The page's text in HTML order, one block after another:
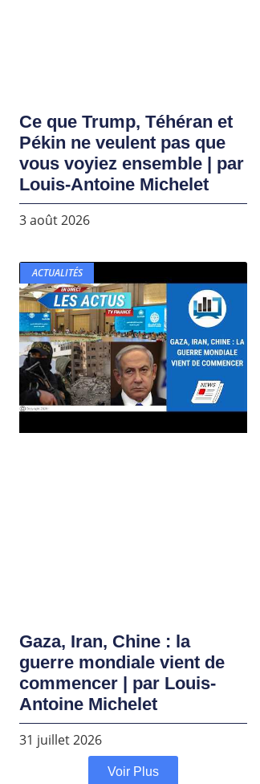
Ce que Trump, Téhéran et
Pékin ne veulent pas que
vous voyiez ensemble | par
Louis-Antoine Michelet
3 août 2026
ACTUALITÉS
Gaza, Iran, Chine : la
guerre mondiale vient de
commencer | par Louis-
Antoine Michelet
31 juillet 2026
Voir Plus